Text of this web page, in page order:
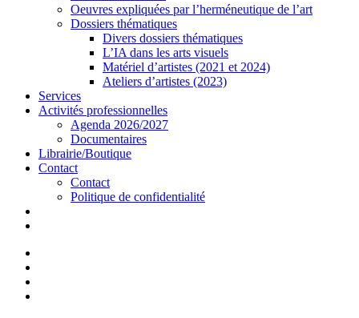
Oeuvres expliquées par l’herméneutique de l’art
Dossiers thématiques
Divers dossiers thématiques
L’IA dans les arts visuels
Matériel d’artistes (2021 et 2024)
Ateliers d’artistes (2023)
Services
Activités professionnelles
Agenda 2026/2027
Documentaires
Librairie/Boutique
Contact
Contact
Politique de confidentialité